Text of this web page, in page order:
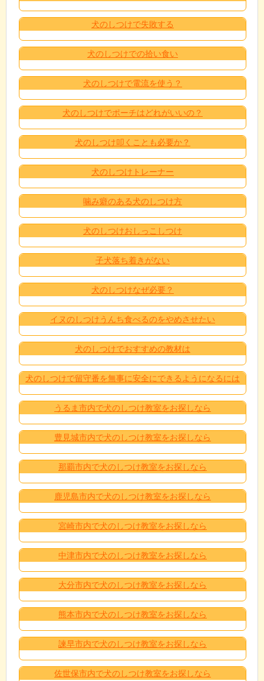
犬のしつけで失敗する
犬のしつけでの拾い食い
犬のしつけで電流を使う？
犬のしつけでポーチはどれがいいの？
犬のしつけ叩くことも必要か？
犬のしつけトレーナー
噛み癖のある犬のしつけ方
犬のしつけおしっこしつけ
子犬落ち着きがない
犬のしつけなぜ必要？
イヌのしつけうんち食べるのをやめさせたい
犬のしつけでおすすめの教材は
犬のしつけで留守番を無事に安全にできるようになるには
うるま市内で犬のしつけ教室をお探しなら
豊見城市内で犬のしつけ教室をお探しなら
那覇市内で犬のしつけ教室をお探しなら
鹿児島市内で犬のしつけ教室をお探しなら
宮崎市内で犬のしつけ教室をお探しなら
中津市内で犬のしつけ教室をお探しなら
大分市内で犬のしつけ教室をお探しなら
熊本市内で犬のしつけ教室をお探しなら
諫早市内で犬のしつけ教室をお探しなら
佐世保市内で犬のしつけ教室をお探しなら